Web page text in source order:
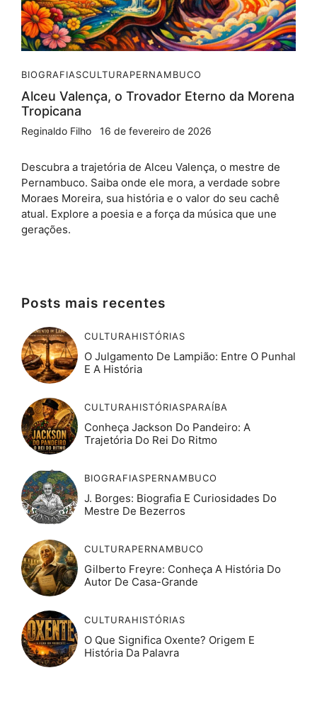
BIOGRAFIASCULTURAPERNAMBUCO
Alceu Valença, o Trovador Eterno da Morena
Tropicana
Reginaldo Filho 16 de fevereiro de 2026
Descubra a trajetória de Alceu Valença, o mestre de
Pernambuco. Saiba onde ele mora, a verdade sobre
Moraes Moreira, sua história e o valor do seu cachê
atual. Explore a poesia e a força da música que une
gerações.
Posts mais recentes
CULTURAHISTÓRIAS
O Julgamento De Lampião: Entre O Punhal
E A História
CULTURAHISTÓRIASPARAÍBA
Conheça Jackson Do Pandeiro: A
Trajetória Do Rei Do Ritmo
BIOGRAFIASPERNAMBUCO
J. Borges: Biografia E Curiosidades Do
Mestre De Bezerros
CULTURAPERNAMBUCO
Gilberto Freyre: Conheça A História Do
Autor De Casa-Grande
CULTURAHISTÓRIAS
O Que Significa Oxente? Origem E
História Da Palavra